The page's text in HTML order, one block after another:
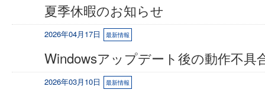
夏季休暇のお知らせ
2026年04月17日 最新情報
Windowsアップデート後の動作不具
2026年03月10日 最新情報